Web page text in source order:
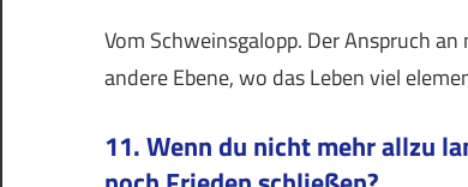
Vom Schweinsgalopp. Der Anspruch
andere Ebene, wo das Leben viel
11. Wenn du nicht mehr allzu